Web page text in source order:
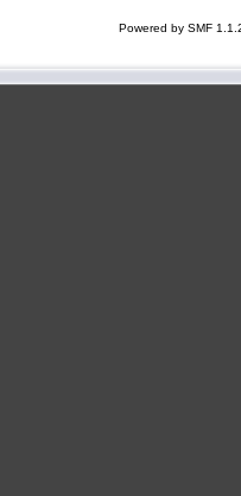
Powered by SMF